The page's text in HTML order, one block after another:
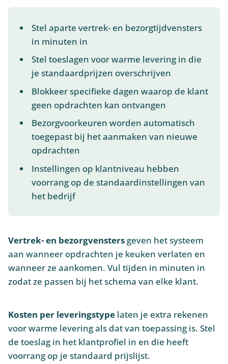
Stel aparte vertrek- en bezorgtijdvensters
in minuten in
Stel toeslagen voor warme levering in die
je standaardprijzen overschrijven
Blokkeer specifieke dagen waarop de klant
geen opdrachten kan ontvangen
Bezorgvoorkeuren worden automatisch
toegepast bij het aanmaken van nieuwe
opdrachten
Instellingen op klantniveau hebben
voorrang op de standaardinstellingen van
het bedrijf
Vertrek- en bezorgvenstersgeven het systeem
aan wanneer opdrachten je keuken verlaten en
wanneer ze aankomen. Vul tijden in minuten in
zodat ze passen bij het schema van elke klant.
Kosten per leveringstype laten je extra rekenen
voor warme levering als dat van toepassing is. Stel
de toeslag in het klantprofiel in en die heeft
voorrang op je standaard prijslijst.